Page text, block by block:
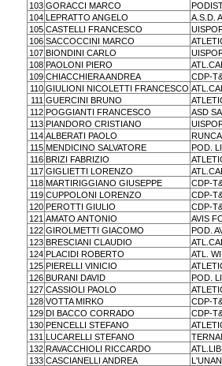
103 GORACCI MARCO
104 LEPRATTO ANGELO
A.S.D.
105 CASTELLI FRANCESCO
106 SACCOCCINI MARCO
107 BIONDINI CARLO
108 PAOLONI PIERO
109 CHIACCHIERA ANDREA
CDP-
110 GIULIONI NICOLETTI FRANCESCO
111 GUERCINI BRUNO
112 POGGIANTI FRANCESCO
ASD
113 PIANDORO CRISTIANO
114 ALBERATI PAOLO
115 MENDICINO SALVATORE
POD.
116 BRIZI FABRIZIO
117 GIGLIETTI LORENZO
118 MARTIRIGGIANO GIUSEPPE
CDP-
119 CUPPOLONI LORENZO
CDP-
120 PEROTTI GIULIO
CDP-
121 AMATO ANTONIO
AVIS
122 GIROLMETTI GIACOMO
POD.
123 BRESCIANI CLAUDIO
124 PLACIDI ROBERTO
ATL.
125 PIERELLI VINICIO
126 BURANI DAVID
POD.
127 CASSIOLI PAOLO
128 VOTTA MIRKO
CDP-
129 DI BACCO CORRADO
CDP-
130 PENCELLI STEFANO
131 LUCARELLI STEFANO
132 RAVACCHIOLI RICCARDO
133 CASCIANELLI ANDREA